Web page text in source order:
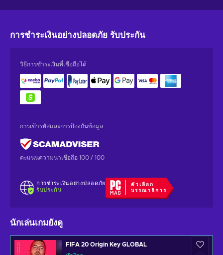
การชำระเงินอย่างปลอดภัย รับประกัน
วิธีการชำระเงินที่เชื่อถือได้
การเข้ารหัสและการป้องกันข้อมูล
คะแนนความน่าเชื่อถือ 100 / 100
การชำระเงินอย่างปลอดภัย
รับประกัน
ตัวเลือก
บรรณาธิการ
นักเล่นเกมยังดู
FIFA 20 Origin Key GLOBAL